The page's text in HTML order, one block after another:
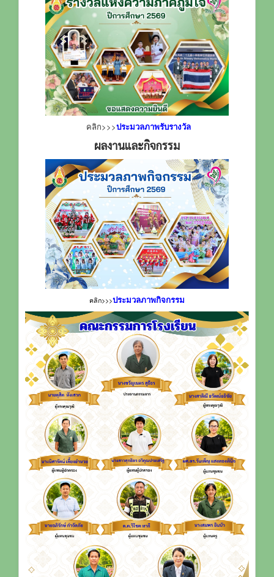
คลิก>>>ประมวลภาพรับรางวัล
ผลงานและกิจกรรม
คลิก>>>ประมวลภาพกิจกรรม